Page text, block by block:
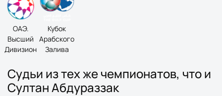
ОАЭ.
Высший
Дивизион
Кубок
Арабского
Залива
Судьи из тех же чемпионатов, что и
Султан Абдураззак